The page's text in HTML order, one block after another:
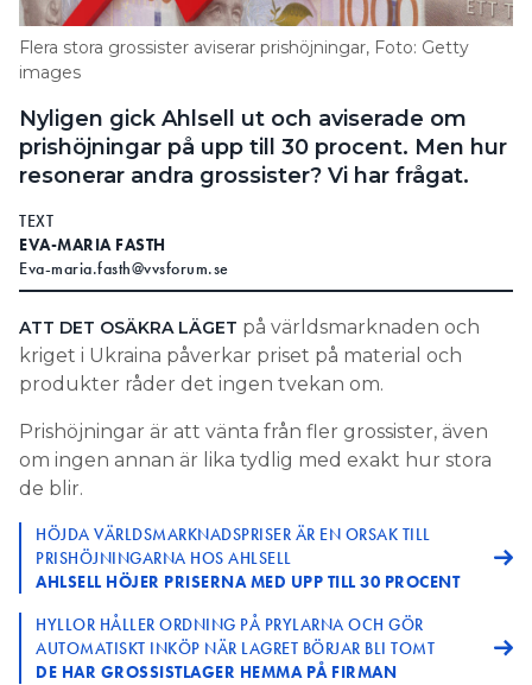
Information om GDPR
Search for:
SEARCH
Flera stora grossister aviserar prishöjningar, Foto: Getty
images
Nyligen gick Ahlsell ut och aviserade om
prishöjningar på upp till 30 procent. Men hur
resonerar andra grossister? Vi har frågat.
TEXT
EVA-MARIA FASTH
Eva-maria.fasth@vvsforum.se
ATT DET OSÄKRA LÄGET på världsmarknaden och
kriget i Ukraina påverkar priset på material och
produkter råder det ingen tvekan om.
Prishöjningar är att vänta från fler grossister, även
om ingen annan är lika tydlig med exakt hur stora
de blir.
HÖJDA VÄRLDSMARKNADSPRISER ÄR EN ORSAK TILL
PRISHÖJNINGARNA HOS AHLSELL
AHLSELL HÖJER PRISERNA MED UPP TILL 30 PROCENT
HYLLOR HÅLLER ORDNING PÅ PRYLARNA OCH GÖR
AUTOMATISKT INKÖP NÄR LAGRET BÖRJAR BLI TOMT
DE HAR GROSSISTLAGER HEMMA PÅ FIRMAN